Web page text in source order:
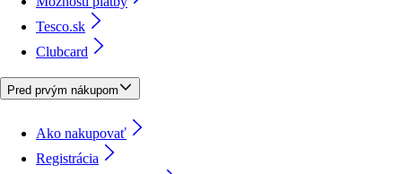
Tesco.sk
Clubcard
Pred prvým nákupom
Ako nakupovať
Registrácia